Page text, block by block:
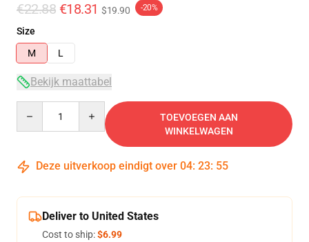
€22.88 €18.31 $19.90 -20%
Size
M
L
Bekijk maattabel
TOEVOEGEN AAN
WINKELWAGEN
Deze uitverkoop eindigt over 04: 23: 54
Deliver to United States
Cost to ship:$6.99